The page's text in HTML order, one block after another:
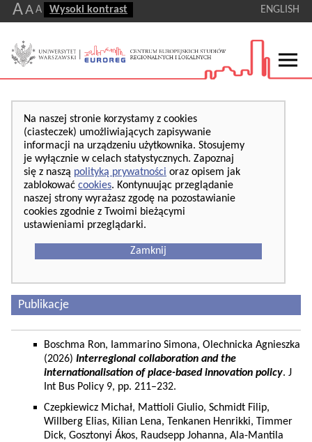
AA A Wysoki kontrast ENGLISH
Na naszej stronie korzystamy z cookies
(ciasteczek) umożliwiających zapisywanie
informacji na urządzeniu użytkownika. Stosujemy
je wyłącznie w celach statystycznych. Zapoznaj
się z naszą polityką prywatności oraz opisem jak
zablokować cookies. Kontynuując przeglądanie
naszej strony wyrażasz zgodę na pozostawianie
cookies zgodnie z Twoimi bieżącymi
ustawieniami przeglądarki.
Zamknij
Publikacje
Boschma Ron, Iammarino Simona, Olechnicka Agnieszka
(2026) Interregional collaboration and the
internationalisation of place-based innovation policy. J
Int Bus Policy 9, pp. 211–232.
Czepkiewicz Michał, Mattioli Giulio, Schmidt Filip,
Willberg Elias, Kilian Lena, Tenkanen Henrikki, Timmer
Dick, Gosztonyi Ákos, Raudsepp Johanna, Ala-Mantila